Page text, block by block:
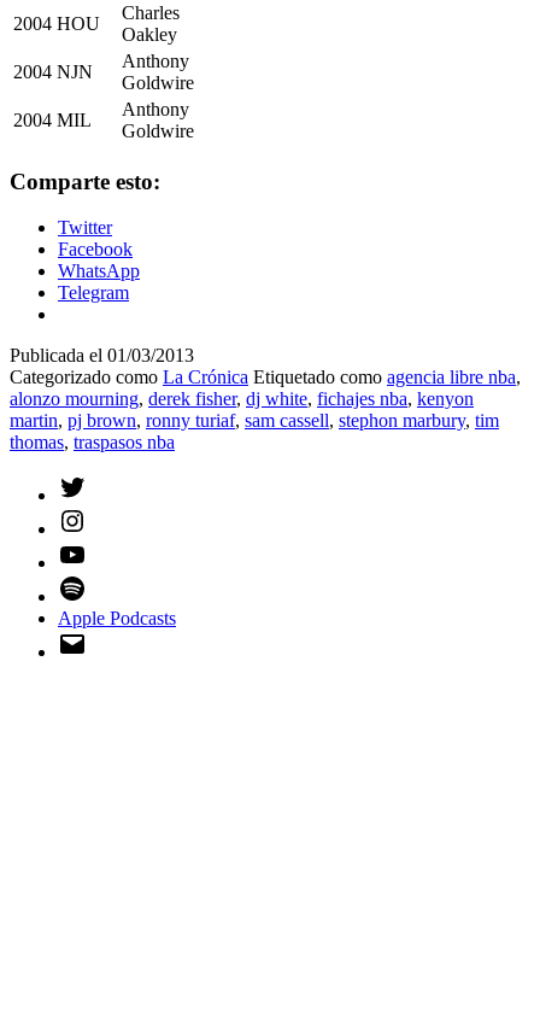
2004 HOU
Charles
Oakley
2004 NJN
Anthony
Goldwire
2004 MIL
Anthony
Goldwire
Comparte esto:
Twitter
Facebook
WhatsApp
Telegram
Publicada el 01/03/2013
Categorizado como La Crónica Etiquetado como agencia libre nba,
alonzo mourning, derek fisher, dj white, fichajes nba, kenyon
martin, pj brown, ronny turiaf, sam cassell, stephon marbury, tim
thomas, traspasos nba
Apple Podcasts